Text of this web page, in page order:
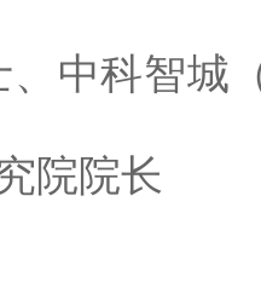
中科智城
院院长